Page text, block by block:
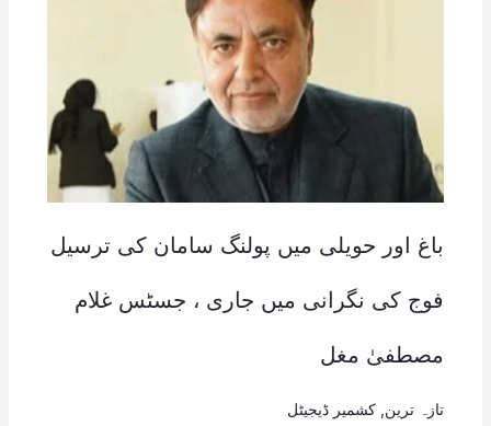
باغ اور حویلی میں پولنگ سامان کی ترسیل
فوج کی نگرانی میں جاری ، جسٹس غلام
مصطفیٰ مغل
تازہ ترین کشمیر ڈیجیٹل